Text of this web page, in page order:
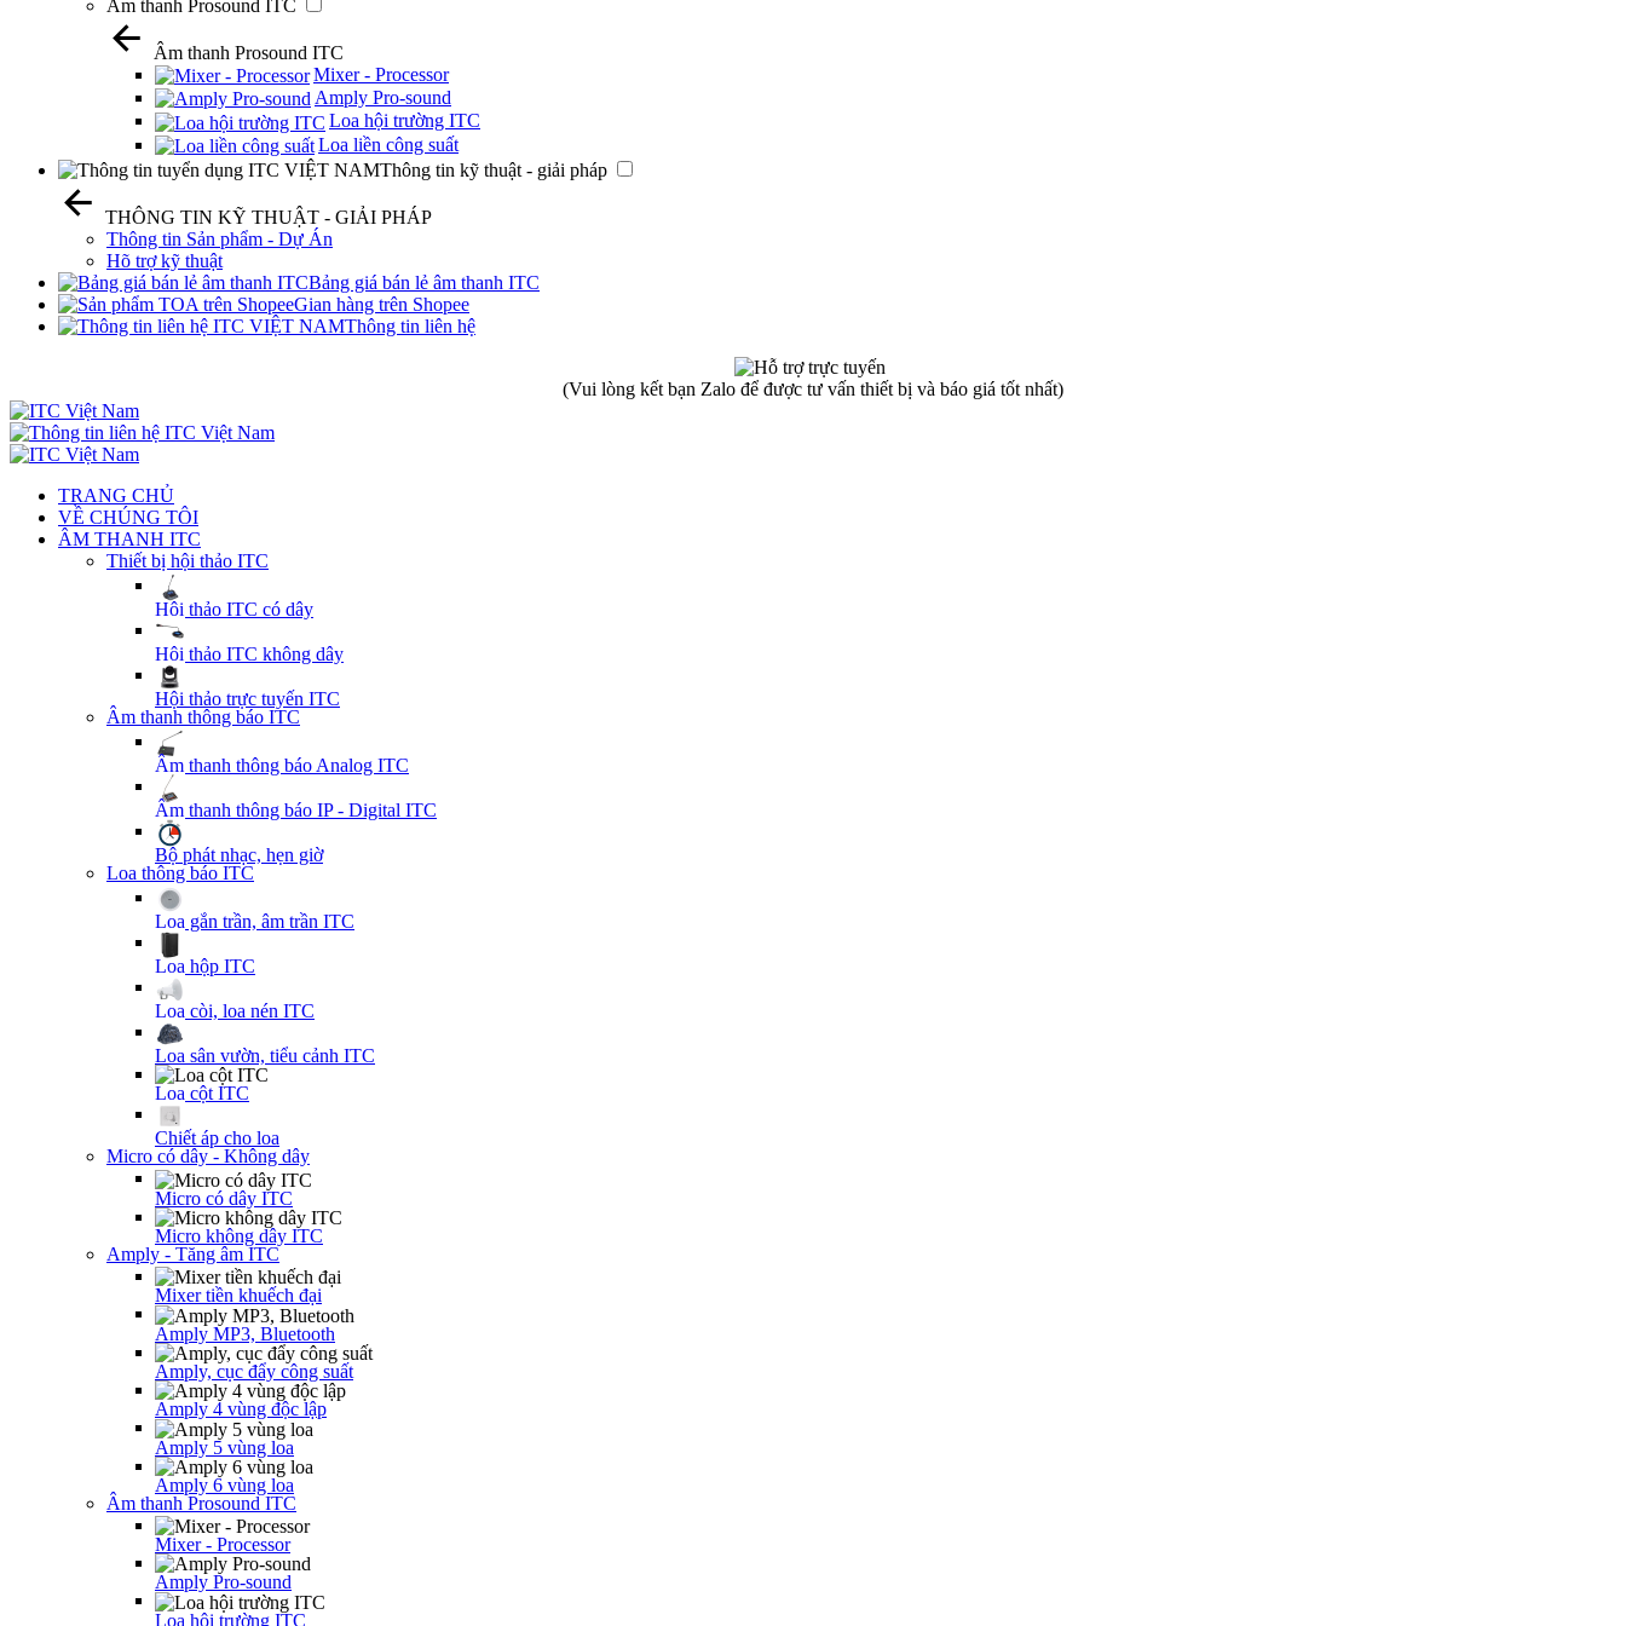
Âm thanh Prosound ITC
Âm thanh Prosound ITC
Mixer - Processor
Amply Pro-sound
Loa hội trường ITC
Loa liền công suất
Thông tin kỹ thuật - giải pháp
THÔNG TIN KỸ THUẬT - GIẢI PHÁP
Thông tin Sản phẩm - Dự Án
Hõ trợ kỹ thuật
Bảng giá bán lẻ âm thanh ITC
Gian hàng trên Shopee
Thông tin liên hệ
(Vui lòng kết bạn Zalo để được tư vấn thiết bị và báo giá tốt nhất)
TRANG CHỦ
VỀ CHÚNG TÔI
ÂM THANH ITC
Thiết bị hội thảo ITC
Hội thảo ITC có dây
Hội thảo ITC không dây
Hội thảo trực tuyến ITC
Âm thanh thông báo ITC
Âm thanh thông báo Analog ITC
Âm thanh thông báo IP - Digital ITC
Bộ phát nhạc, hẹn giờ
Loa thông báo ITC
Loa gắn trần, âm trần ITC
Loa hộp ITC
Loa còi, loa nén ITC
Loa sân vườn, tiểu cảnh ITC
Loa cột ITC
Chiết áp cho loa
Micro có dây - Không dây
Micro có dây ITC
Micro không dây ITC
Amply - Tăng âm ITC
Mixer tiền khuếch đại
Amply MP3, Bluetooth
Amply, cục đẩy công suất
Amply 4 vùng độc lập
Amply 5 vùng loa
Amply 6 vùng loa
Âm thanh Prosound ITC
Mixer - Processor
Amply Pro-sound
Loa hội trường ITC